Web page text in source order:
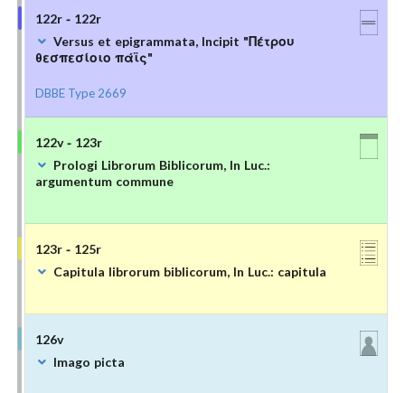
122r - 122r
Versus et epigrammata, Incipit "Πέτρου
θεσπεσίοιο πάϊς"
DBBE Type 2669
122v - 123r
Prologi Librorum Biblicorum, In Luc.:
argumentum commune
123r - 125r
Capitula librorum biblicorum, In Luc.: capitula
126v
Imago picta